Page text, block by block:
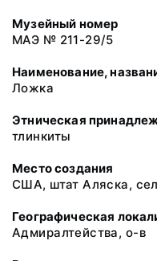
Музейный номер
МАЭ № 211-29/5
Наименование,
Ложка
Этническая
тлинкиты
Место создания
США, штат Аляска,
Географическая
Адмиралтейства, о-в